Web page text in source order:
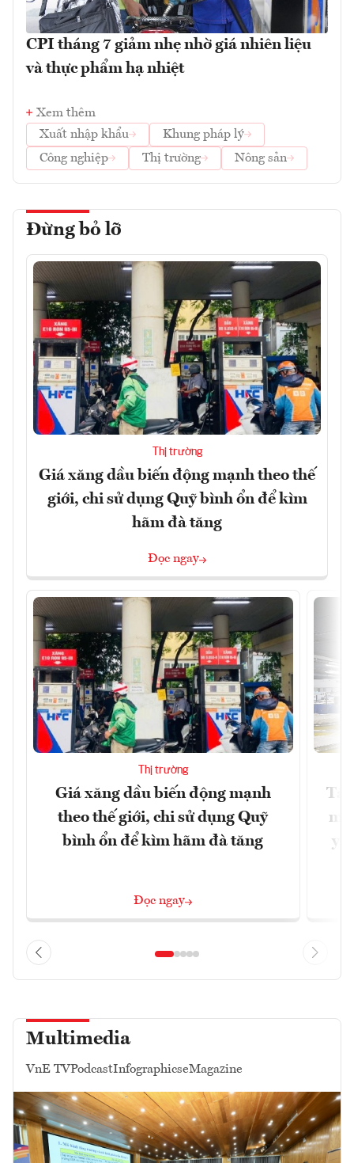
CPI tháng 7 giảm nhẹ nhờ giá nhiên liệu
và thực phẩm hạ nhiệt
Xem thêm
Xuất nhập khẩu
Khung pháp lý
Công nghiệp
Thị trường Nông sản
Đừng bỏ lỡ
Thị trường
Giá xăng dầu biến động mạnh theo thế
giới, chi sử dụng Quỹ bình ổn để kìm
hãm đà tăng
Đọc ngay
Thị trường
Giá xăng dầu biến động mạnh
theo thế giới, chi sử dụng Quỹ
bình ổn để kìm hãm đà tăng
Đọc ngay
Multimedia
VnE TVPodcastInfographicseMagazine